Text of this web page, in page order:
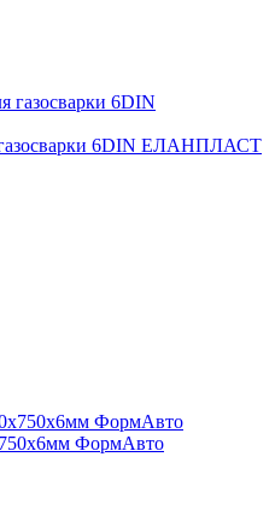
6DIN ЕЛАНПЛАСТ
ФормАвто